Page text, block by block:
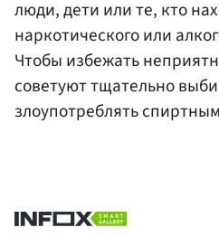
люди, дети или те, кто
наркотического или
Чтобы избежать
советуют тщательно
злоупотреблять